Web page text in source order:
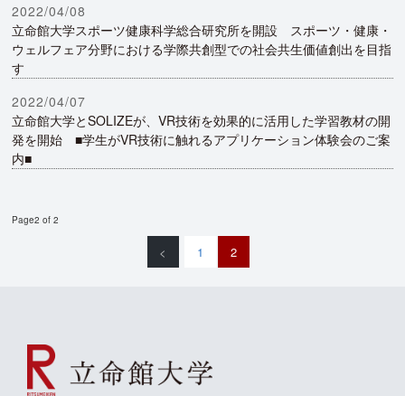
2022/04/08
立命館大学スポーツ健康科学総合研究所を開設 スポーツ・健康・
ウェルフェア分野における学際共創型での社会共生価値創出を目指
す
2022/04/07
立命館大学とSOLIZEが、VR技術を効果的に活用した学習教材の開
発を開始 ■学生がVR技術に触れるアプリケーション体験会のご案
内■
Page2 of 2
< 1 2